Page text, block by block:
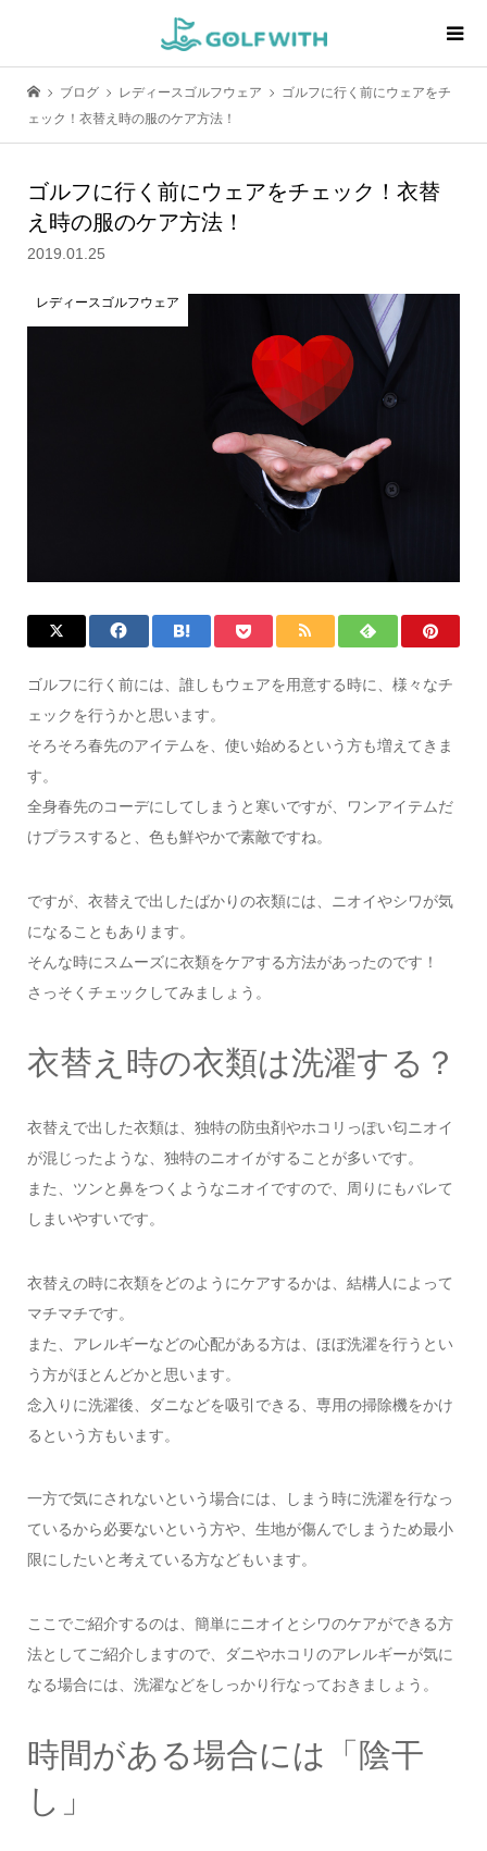
ブログ レディースゴルフウェア
ゴルフに行く前にウェアをチ
ェック！衣替え時の服のケア方法！
ゴルフに行く前にウェアをチェック！衣替
え時の服のケア方法！
2019.01.25
レディースゴルフウェア
ゴルフに行く前には、誰しもウェアを用意する時に、様々なチ
ェックを行うかと思います。
そろそろ春先のアイテムを、使い始めるという方も増えてきま
す。
全身春先のコーデにしてしまうと寒いですが、ワンアイテムだ
けプラスすると、色も鮮やかで素敵ですね。
ですが、衣替えで出したばかりの衣類には、ニオイやシワが気
になることもあります。
そんな時にスムーズに衣類をケアする方法があったのです！
さっそくチェックしてみましょう。
衣替え時の衣類は洗濯する？
衣替えで出した衣類は、独特の防虫剤やホコリっぽい匂ニオイ
が混じったような、独特のニオイがすることが多いです。
また、ツンと鼻をつくようなニオイですので、周りにもバレて
しまいやすいです。
衣替えの時に衣類をどのようにケアするかは、結構人によって
マチマチです。
また、アレルギーなどの心配がある方は、ほぼ洗濯を行うとい
う方がほとんどかと思います。
念入りに洗濯後、ダニなどを吸引できる、専用の掃除機をかけ
るという方もいます。
一方で気にされないという場合には、しまう時に洗濯を行なっ
ているから必要ないという方や、生地が傷んでしまうため最小
限にしたいと考えている方などもいます。
ここでご紹介するのは、簡単にニオイとシワのケアができる方
法としてご紹介しますので、ダニやホコリのアレルギーが気に
なる場合には、洗濯などをしっかり行なっておきましょう。
時間がある場合には「陰干
し」